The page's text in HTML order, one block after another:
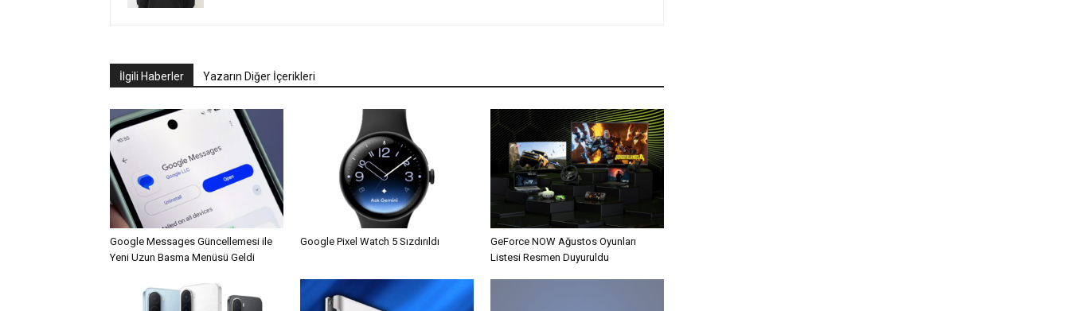
İlgili Haberler Yazarın Diğer İçerikleri
Google Messages Güncellemesi ile
Yeni Uzun Basma Menüsü Geldi
Google Pixel Watch 5 Sızdırıldı
GeForce NOW Ağustos Oyunları
Listesi Resmen Duyuruldu